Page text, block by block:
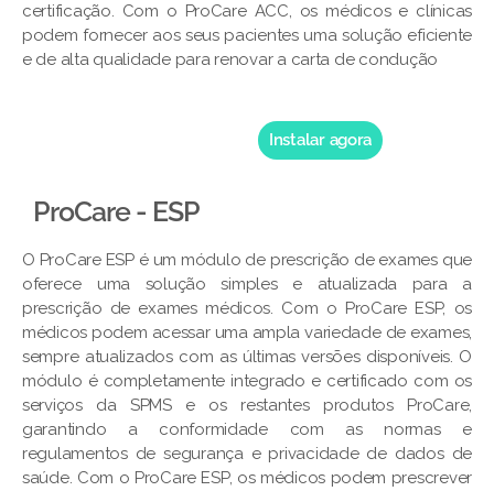
certificação. Com o ProCare ACC, os médicos e clínicas
podem fornecer aos seus pacientes uma solução eficiente
e de alta qualidade para renovar a carta de condução
Instalar agora
ProCare - ESP
O ProCare ESP é um módulo de prescrição de exames que
oferece uma solução simples e atualizada para a
prescrição de exames médicos. Com o ProCare ESP, os
médicos podem acessar uma ampla variedade de exames,
sempre atualizados com as últimas versões disponíveis. O
módulo é completamente integrado e certificado com os
serviços da SPMS e os restantes produtos ProCare,
garantindo a conformidade com as normas e
regulamentos de segurança e privacidade de dados de
saúde. Com o ProCare ESP, os médicos podem prescrever